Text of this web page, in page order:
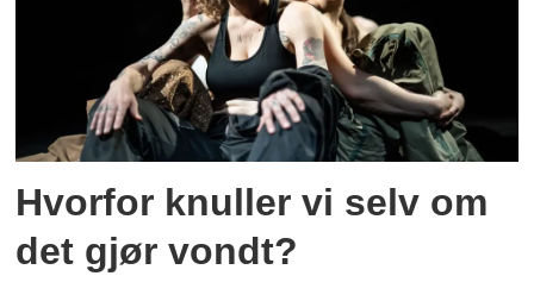
teaterforestilling
Hvorfor knuller vi selv om
det gjør vondt?